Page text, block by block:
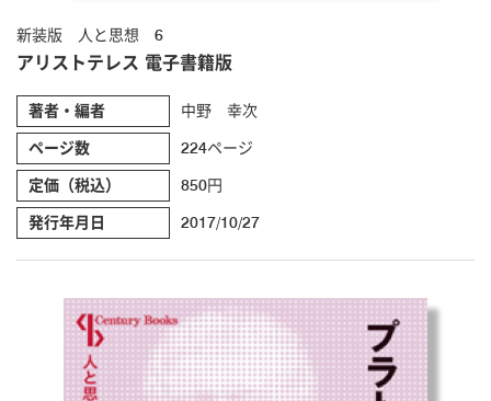
新装版 人と思想 6
アリストテレス 電子書籍版
著者・編者 中野 幸次
ページ数 224ページ
定価（税込） 850円
発行年月日 2017/10/27